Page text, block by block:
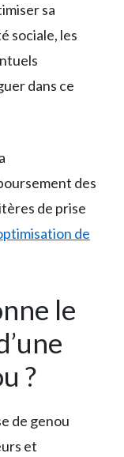
sa
sociale, les
dans ce
des
de prise
de
le
?
de genou
et